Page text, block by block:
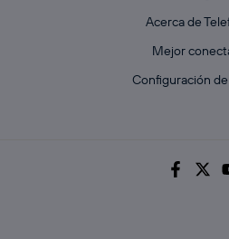
Acerca de
Mejor
Configuración